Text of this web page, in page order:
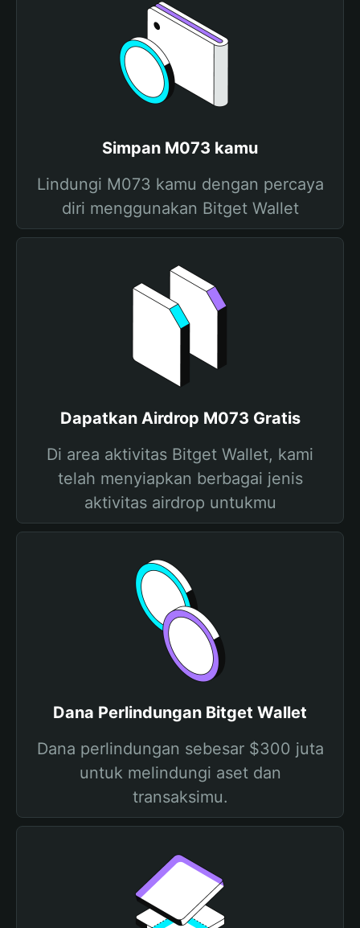
Simpan M073 kamu
Lindungi M073 kamu dengan percaya
diri menggunakan Bitget Wallet
Dapatkan Airdrop M073 Gratis
Di area aktivitas Bitget Wallet, kami
telah menyiapkan berbagai jenis
aktivitas airdrop untukmu
Dana Perlindungan Bitget Wallet
Dana perlindungan sebesar $300 juta
untuk melindungi aset dan
transaksimu.